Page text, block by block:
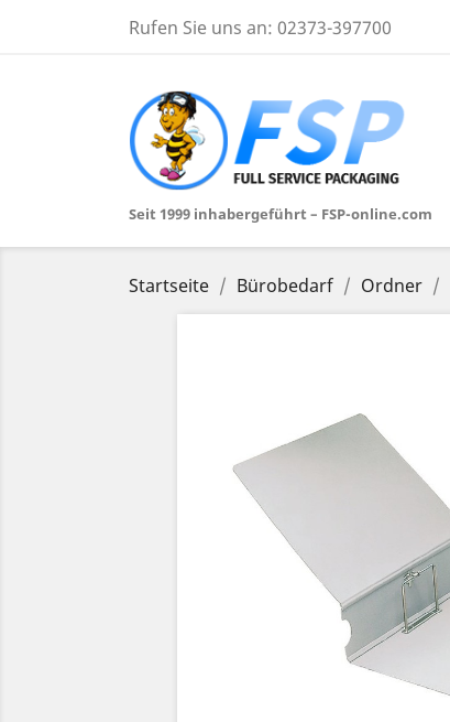
Rufen Sie uns an: 02373-397700
Seit 1999 inhabergeführt – FSP-online.com
Startseite Bürobedarf Ordner